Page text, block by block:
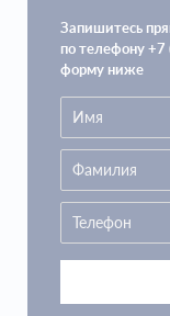
Запишитесь
по телефону
форму ниже